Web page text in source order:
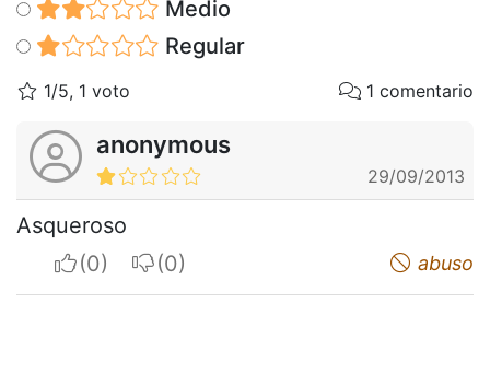
Medio
Regular
1/5, 1 voto 1 comentario
anonymous
29/09/2013
Asqueroso
I apreciateI do not appreciate abuso